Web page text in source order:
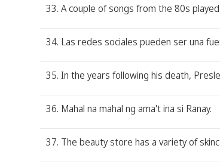
33. A couple of songs from the 80s
34. Las redes sociales pueden ser una
35. In the years following his death,
36. Mahal na mahal ng ama't ina si Ranay.
37. The beauty store has a variety of